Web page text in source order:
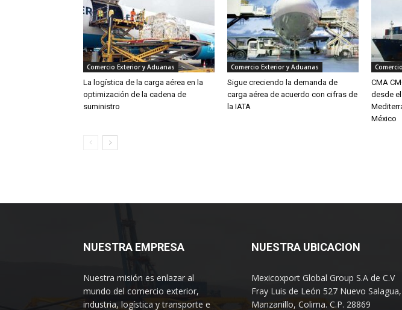
Comercio Exterior y Aduanas
La logística de la carga aérea en la
optimización de la cadena de
suministro
Comercio Exterior y Aduanas
Sigue creciendo la demanda de
carga aérea de acuerdo con cifras de
la IATA
CMA
desde
México
NUESTRA EMPRESA
Nuestra misión es enlazar al
mundo del comercio exterior,
industria, logística y transporte e
NUESTRA UBICACION
Mexicoxport Global Group S.A de C.V
Fray Luis de León 527 Nuevo Salagua,
Manzanillo, Colima. C.P. 28869